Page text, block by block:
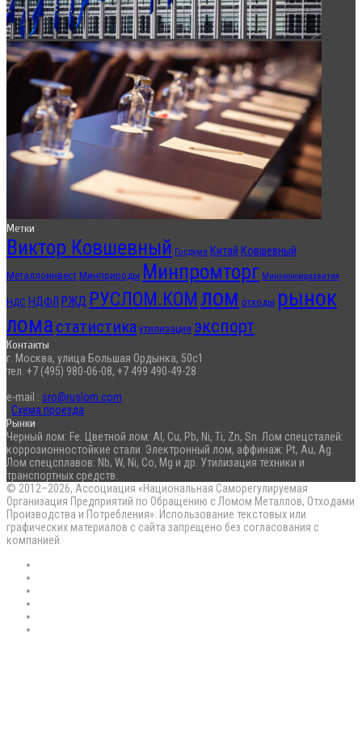
Метки
Виктор Ковшевный Госдума Китай Ковшевный
Металлоинвест Минприроды Минпромторг Минэкономразвития
НДС НДФЛ РЖД РУСЛОМ.КОМ лом отходы рынок
лома статистика утилизация экспорт
Контакты
г. Москва, улица Большая Ордынка, 50с1
тел. +7 (495) 980-06-08, +7 499 490-49-28
e-mail : sro@ruslom.com
Схема проезда
Рынки
Черный лом: Fe. Цветной лом: Al, Cu, Pb, Ni, Ti, Zn, Sn. Лом спецсталей:
коррозионностойкие стали. Электронный лом, аффинаж: Pt, Au, Ag.
Лом спецсплавов: Nb, W, Ni, Co, Mg и др. Утилизация техники и
транспортных средств.
© 2012–2026, Ассоциация «Национальная Саморегулируемая
Организация Предприятий по Обращению с Ломом Металлов, Отходами
Производства и Потребления». Использование текстовых или
графических материалов с сайта запрещено без согласования с
компанией.